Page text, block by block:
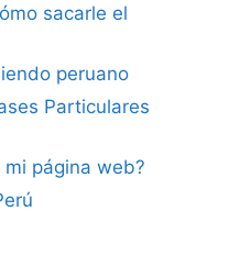
sacarle el
peruano
Particulares
página web?